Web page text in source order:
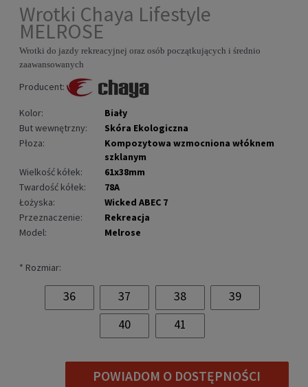
Wrotki Chaya Lifestyle
MELROSE
Wrotki do jazdy rekreacyjnej oraz osób początkujących i średnio
zaawansowanych
Producent:
Kolor:
Biały
But wewnętrzny:
Skóra Ekologiczna
Płoza:
Kompozytowa wzmocniona włóknem
szklanym
Wielkość kółek:
61x38mm
Twardość kółek:
78A
Łożyska:
Wicked ABEC 7
Przeznaczenie:
Rekreacja
Model:
Melrose
* Rozmiar:
36 37 38
39
40
41
POWIADOM O DOSTĘPNOŚCI